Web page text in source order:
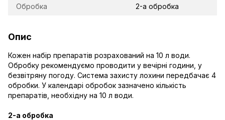
Обробка 2-а обробка
Опис
Кожен набір препаратів розрахований на 10 л води.
Обробку рекомендуємо проводити у вечірні години, у
безвітряну погоду. Система захисту лохини передбачає 4
обробки. У календарі обробок зазначено кількість
препаратів, необхідну на 10 л води.
2-а обробка